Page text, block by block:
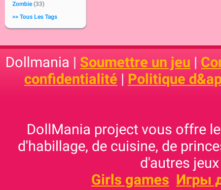
Zombie (33)
>> Tous Les Tags
Dollmania | Soumettre un jeu |
confidentialité | Politique
DollMania project vous offre
d'habillage, de cuisine, de
d'autres
Girls games Игры